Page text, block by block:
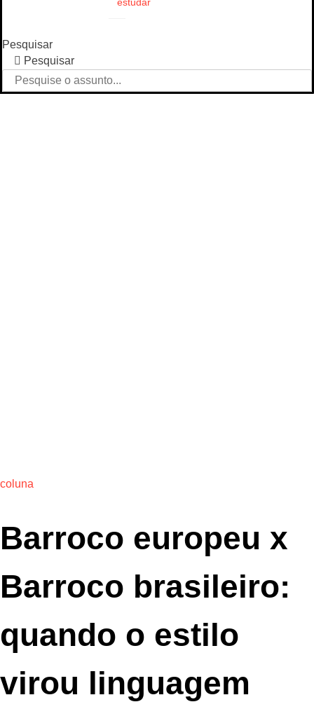
Pesquisar
Pesquisar
coluna
Barroco europeu x
Barroco brasileiro:
quando o estilo
virou linguagem